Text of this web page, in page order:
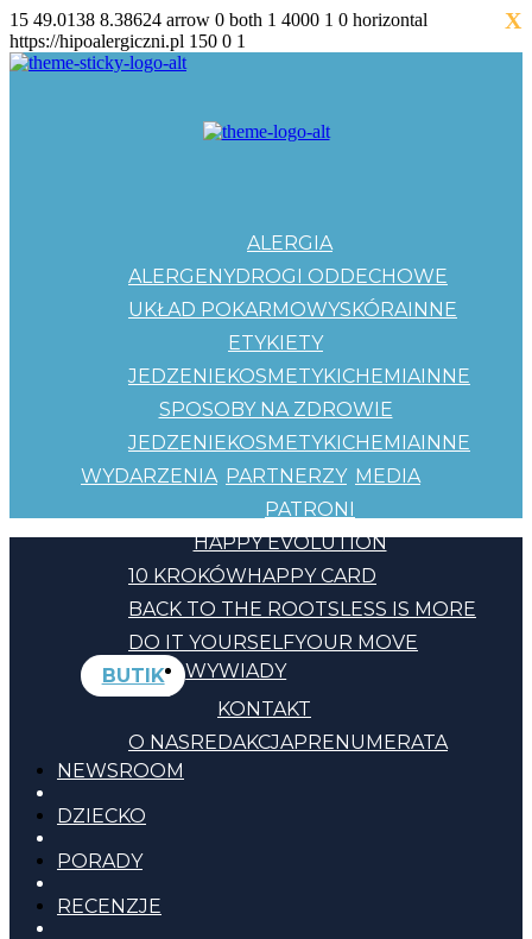
15 49.0138 8.38624 arrow 0 both 1 4000 1 0 horizontal
https://hipoalergiczni.pl 150 0 1
ALERGIA
ALERGENYDROGI ODDECHOWE
UKŁAD POKARMOWYSKÓRAINNE
ETYKIETY
JEDZENIEKOSMETYKICHEMIAINNE
SPOSOBY NA ZDROWIE
JEDZENIEKOSMETYKICHEMIAINNE
WYDARZENIA PARTNERZY
PATRONI
MEDIA
HAPPY EVOLUTION
10 KROKÓWHAPPY CARD
BACK TO THE ROOTSLESS IS MORE
DO IT YOURSELFYOUR MOVE
BUTIK
KONTAKT
O NASREDAKCJAPRENUMERATA
WYWIADY
NEWSROOM
DZIECKO
PORADY
RECENZJE
X